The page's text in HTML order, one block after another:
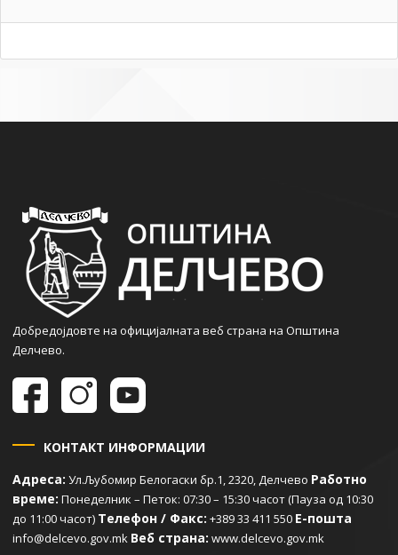
Добредојдовте на официјалната веб страна на Општина
Делчево.
КОНТАКТ ИНФОРМАЦИИ
Адреса: Ул.Љубомир Белогаски бр.1, 2320, Делчево Работно
време: Понеделник – Петок: 07:30 – 15:30 часот (Пауза од 10:30
до 11:00 часот) Телефон / Факс: +389 33 411 550 Е-пошта
info@delcevo.gov.mk Веб страна: www.delcevo.gov.mk